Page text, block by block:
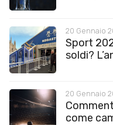
20 Gennaio
Sport
soldi?
20 Gennaio
come